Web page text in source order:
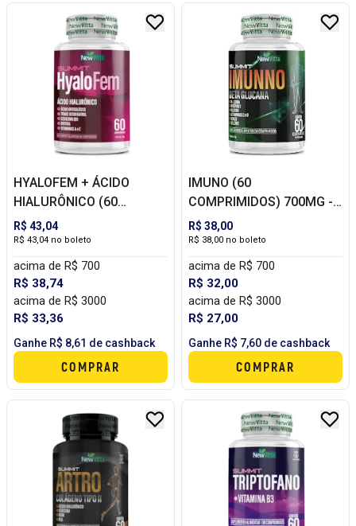
HYALOFEM + ÁCIDO
HIALURÔNICO (60
COMPRIMIDOS) - NEW
VITTA
R$ 43,04
R$ 43,04 no boleto
acima de R$ 700
R$ 38,74
acima de R$ 3000
R$ 33,36
Ganhe R$ 8,61 de cashback
COMPRAR
IMUNO (60
COMPRIMIDOS) 700MG -
NEW VITTA
R$ 38,00
R$ 38,00 no boleto
acima de R$ 700
R$ 32,00
acima de R$ 3000
R$ 27,00
Ganhe R$ 7,60 de cashback
COMPRAR